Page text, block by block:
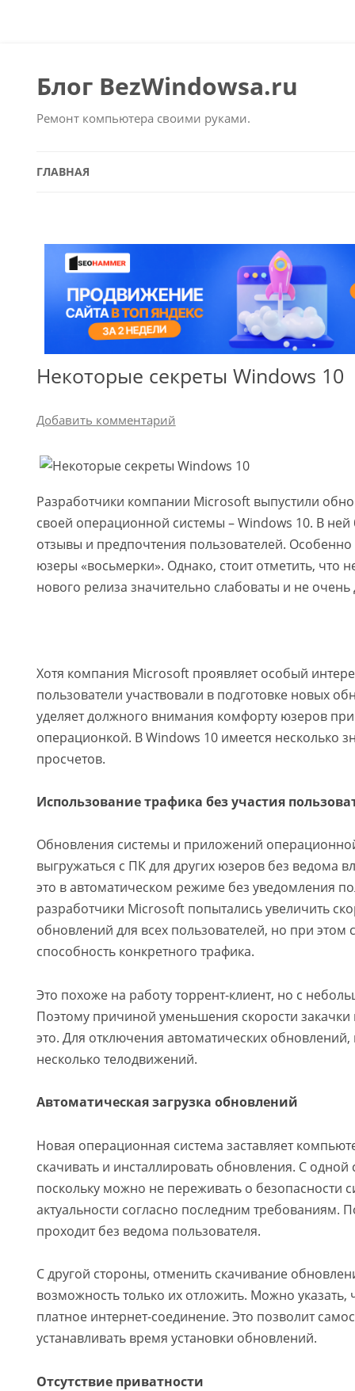
Блог BezWindowsa.ru
Ремонт компьютера своими руками.
ГЛАВНАЯ
Некоторые секреты Windows 10
Добавить комментарий
Разработчики компании Microsoft выпустили
своей операционной системы – Windows 10. В
отзывы и предпочтения пользователей. Особенно
юзеры «восьмерки». Однако, стоит отметить, что
нового релиза значительно слабоваты и не
Хотя компания Microsoft проявляет особый
пользователи участвовали в подготовке новых
уделяет должного внимания комфорту юзеров
операционкой. В Windows 10 имеется несколько
просчетов.
Использование трафика без участия
Обновления системы и приложений
выгружаться с ПК для других юзеров без ведома
это в автоматическом режиме без уведомления
разработчики Microsoft попытались увеличить
обновлений для всех пользователей, но при этом
способность конкретного трафика.
Это похоже на работу торрент-клиент, но с
Поэтому причиной уменьшения скорости
это. Для отключения автоматических обновлений,
несколько телодвижений.
Автоматическая загрузка обновлений
Новая операционная система заставляет
скачивать и инсталлировать обновления. С одной
поскольку можно не переживать о безопасности
актуальности согласно последним требованиям.
проходит без ведома пользователя.
С другой стороны, отменить скачивание
возможность только их отложить. Можно указать,
платное интернет-соединение. Это позволит
устанавливать время установки обновлений.
Отсутствие приватности